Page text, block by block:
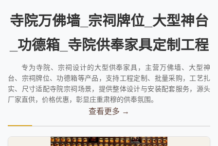
寺院万佛墙_宗祠牌位_大型神台
_功德箱_寺院供奉家具定制工程
专为寺院、宗祠设计的大型供奉家具，主营万佛墙、大型神
台、宗祠牌位、功德箱等产品，支持工程定制、批量采购，工艺扎
实、尺寸适配寺院宗祠场景，提供整体设计与安装配套服务，源头
厂家直供，价格优惠，彰显庄重肃穆的供奉氛围。
查看更多 →